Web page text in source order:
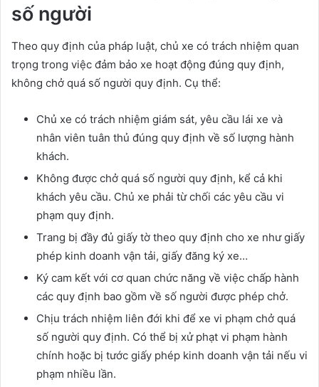
số người
Theo quy định của pháp luật, chủ xe có trách nhiệm quan
trọng trong việc đảm bảo xe hoạt động đúng quy định,
không chở quá số người quy định. Cụ thể:
Chủ xe có trách nhiệm giám sát, yêu cầu lái xe và
nhân viên tuân thủ đúng quy định về số lượng hành
khách.
Không được chở quá số người quy định, kể cả khi
khách yêu cầu. Chủ xe phải từ chối các yêu cầu vi
phạm quy định.
Trang bị đầy đủ giấy tờ theo quy định cho xe như giấy
phép kinh doanh vận tải, giấy đăng ký xe…
Ký cam kết với cơ quan chức năng về việc chấp hành
các quy định bao gồm về số người được phép chở.
Chịu trách nhiệm liên đới khi để xe vi phạm chở quá
số người quy định. Có thể bị xử phạt vi phạm hành
chính hoặc bị tước giấy phép kinh doanh vận tải nếu vi
phạm nhiều lần.